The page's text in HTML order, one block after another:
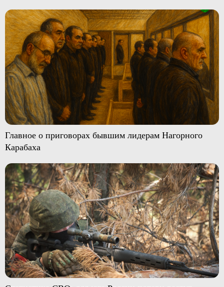
Главное о приговорах бывшим лидерам Нагорного
Карабаха